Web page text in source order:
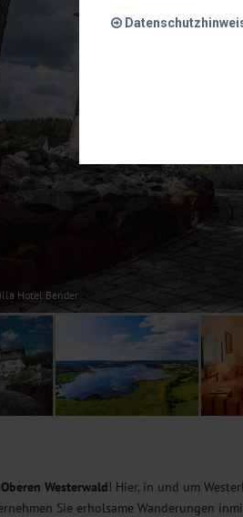
Hotel Bender
Oberen Westerwald! Hier, in und um
Sie erholsame Wanderungen
Diese Cookies sind
möchten, um Ihnen
Statistik
Um unser Angebot
dieser Cookies
unsere Inhalte
Übermittlung, der auf
Marketing
Diese Cookies werden